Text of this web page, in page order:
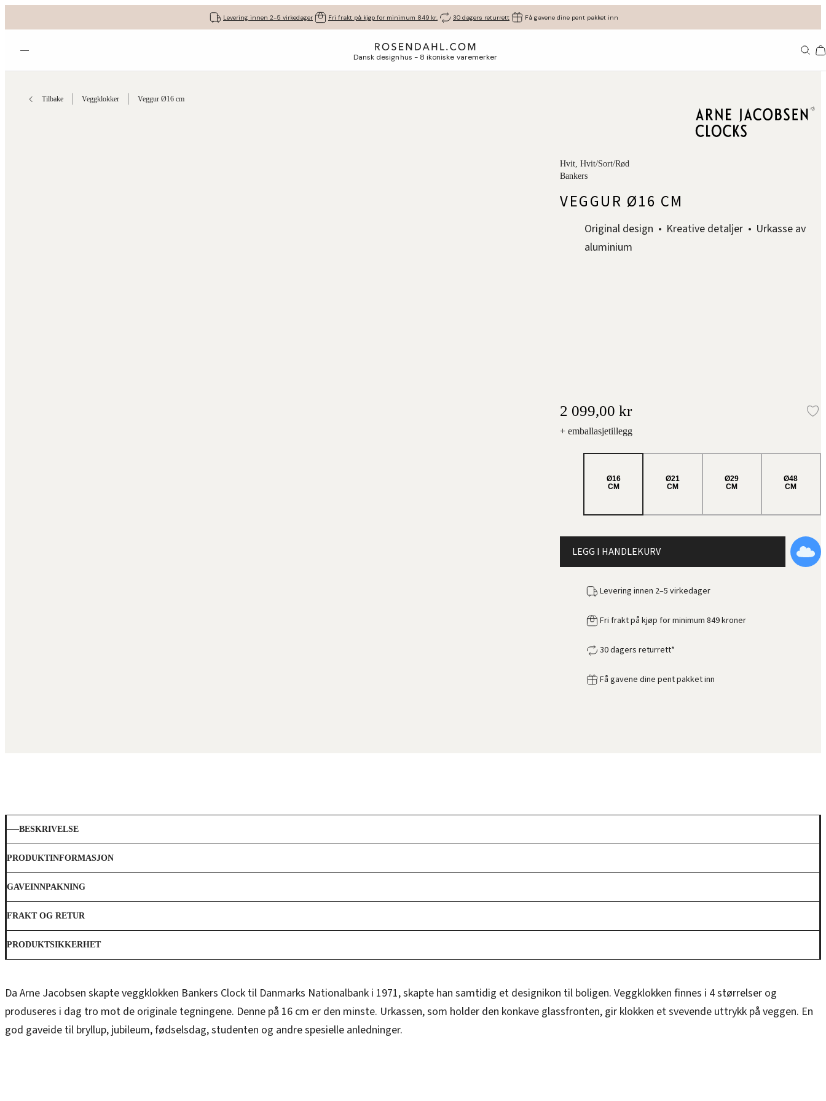
Levering innen 2-5 virkedager Fri frakt på kjøp for minimum 849 kr. 30 dagers returrett Få gavene dine pent pakket inn
Åpne menyen Dansk designhus - 8 ikoniske varemerker
Tilbake Veggklokker Veggur Ø16 cm
Hvit, Hvit/Sort/Rød
Bankers
VEGGUR Ø16 CM
Original design Kreative detaljer
Urkasse av
aluminium
2 099,00 kr
+ emballasjetillegg
Ø16
CM
Ø21
CM
Ø29
CM
Ø48
CM
LEGG I HANDLEKURV
Levering innen 2–5 virkedager
Fri frakt på kjøp for minimum 849 kroner
30 dagers returrett*
Få gavene dine pent pakket inn
BESKRIVELSE
PRODUKTINFORMASJON
GAVEINNPAKNING
FRAKT OG RETUR
PRODUKTSIKKERHET
Da Arne Jacobsen skapte veggklokken Bankers Clock til Danmarks Nationalbank i 1971, skapte han samtidig et designikon til boligen. Veggklokken finnes i 4 størrelser og
produseres i dag tro mot de originale tegningene. Denne på 16 cm er den minste. Urkassen, som holder den konkave glassfronten, gir klokken et svevende uttrykk på veggen. En
god gaveide til bryllup, jubileum, fødselsdag, studenten og andre spesielle anledninger.